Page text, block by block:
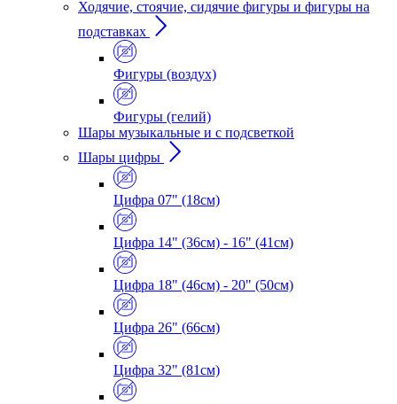
Ходячие, стоячие, сидячие фигуры и фигуры на
подставках
Фигуры (воздух)
Фигуры (гелий)
Шары музыкальные и с подсветкой
Шары цифры
Цифра 07" (18см)
Цифра 14" (36см) - 16" (41см)
Цифра 18" (46см) - 20" (50см)
Цифра 26" (66см)
Цифра 32" (81см)